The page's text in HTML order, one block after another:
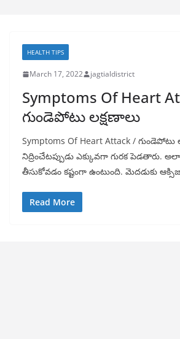
HEALTH TIPS
March 17, 2022 jagtialdistrict
Symptoms Of Heart
గుండెపోటు లక్షణాలు
Symptoms Of Heart Attack /
నిద్రించేటప్పుడు ఎక్కువగా గురక పెడతారు.
తీసుకోవడం కష్టంగా ఉంటుంది. మెదడుకు
Read More